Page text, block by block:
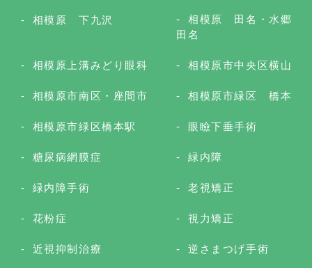
相模原 下九沢
相模原 田名・水郷
田名
相模原上溝みどり眼科 相模原市中央区横山
相模原市南区・座間市 相模原市緑区 橋本
相模原市緑区橋本駅 眼瞼下垂手術
糖尿病網膜症 緑内障
緑内障手術 老視矯正
花粉症 視力矯正
近視抑制治療 逆さまつげ手術